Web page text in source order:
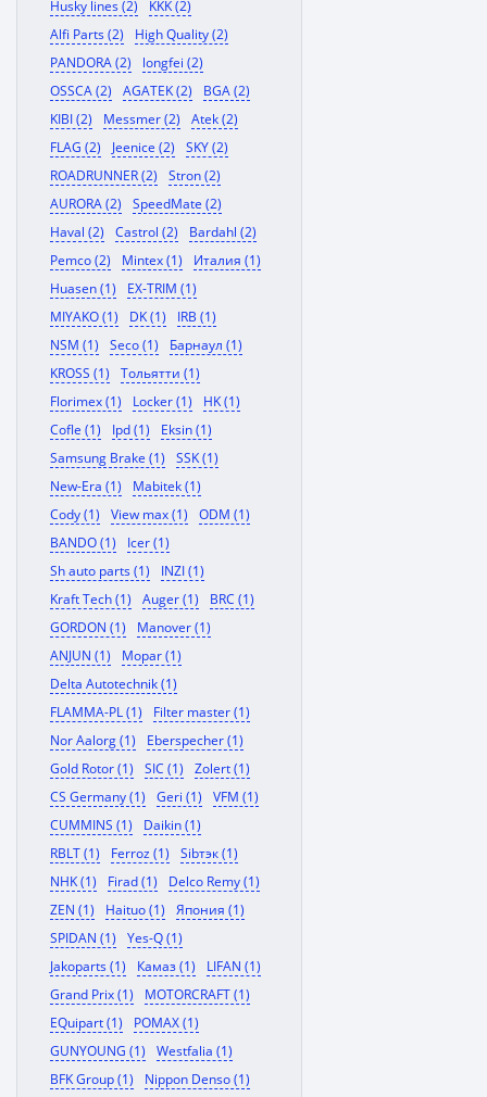
Husky lines (2)
KKK (2)
Alfi Parts (2)
High Quality (2)
PANDORA (2)
longfei (2)
OSSCA (2)
AGATEK (2)
BGA (2)
KIBI (2)
Messmer (2)
Atek (2)
FLAG (2)
Jeenice (2)
SKY (2)
ROADRUNNER (2)
Stron (2)
AURORA (2)
SpeedMate (2)
Haval (2)
Castrol (2)
Bardahl (2)
Pemco (2)
Mintex (1)
Италия (1)
Huasen (1)
EX-TRIM (1)
MIYAKO (1)
DK (1)
IRB (1)
NSM (1)
Seco (1)
Барнаул (1)
KROSS (1)
Тольятти (1)
Florimex (1)
Locker (1)
HK (1)
Cofle (1)
Ipd (1)
Eksin (1)
Samsung Brake (1)
SSK (1)
New-Era (1)
Mabitek (1)
Cody (1)
View max (1)
ODM (1)
BANDO (1)
Icer (1)
Sh auto parts (1)
INZI (1)
Kraft Tech (1)
Auger (1)
BRC (1)
GORDON (1)
Manover (1)
ANJUN (1)
Mopar (1)
Delta Autotechnik (1)
FLAMMA-PL (1)
Filter master (1)
Nor Aalorg (1)
Eberspecher (1)
Gold Rotor (1)
SIC (1)
Zolert (1)
CS Germany (1)
Geri (1)
VFM (1)
CUMMINS (1)
Daikin (1)
RBLT (1)
Ferroz (1)
Sibтэк (1)
NHK (1)
Firad (1)
Delco Remy (1)
ZEN (1)
Haituo (1)
Япония (1)
SPIDAN (1)
Yes-Q (1)
Jakoparts (1)
Камаз (1)
LIFAN (1)
Grand Prix (1)
MOTORCRAFT (1)
EQuipart (1)
POMAX (1)
GUNYOUNG (1)
Westfalia (1)
BFK Group (1)
Nippon Denso (1)